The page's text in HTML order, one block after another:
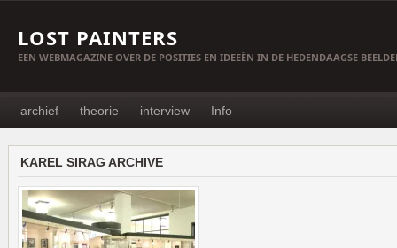
LOST PAINTERS
EEN WEBMAGAZINE OVER DE POSITIES EN IDEEËN IN DE HEDENDAAGSE
archief theorie interview Info
KAREL SIRAG ARCHIVE